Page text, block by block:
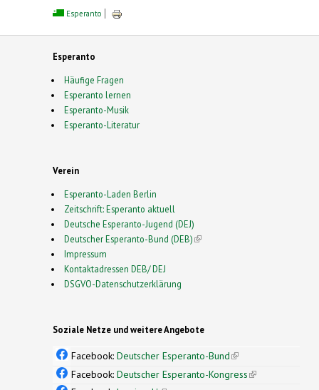
Esperanto
Esperanto
Häufige Fragen
Esperanto lernen
Esperanto-Musik
Esperanto-Literatur
Verein
Esperanto-Laden Berlin
Zeitschrift: Esperanto aktuell
Deutsche Esperanto-Jugend (DEJ)
Deutscher Esperanto-Bund (DEB)(link is external)
Impressum
Kontaktadressen DEB/ DEJ
DSGVO-Datenschutzerklärung
Soziale Netze und weitere Angebote
Facebook: Deutscher Esperanto-Bund(link is
external)
Facebook: Deutscher Esperanto-Kongress(link is